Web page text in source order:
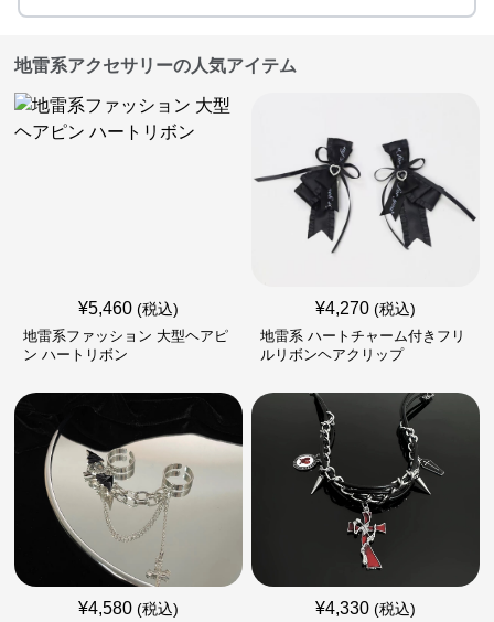
地雷系アクセサリーの人気アイテム
¥5,460 (税込)
地雷系ファッション 大型ヘアピ
ン ハートリボン
¥4,270 (税込)
地雷系 ハートチャーム付きフリ
ルリボンヘアクリップ
¥4,580 (税込) ¥4,330 (税込)